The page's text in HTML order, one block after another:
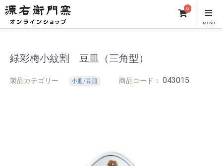
0
MENU
緑彩梅小紋割 豆皿（三角型）
製品カテゴリー 小皿/豆皿 商品コード： 043015